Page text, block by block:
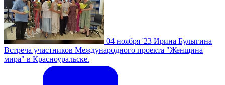
04 ноября '23 Ирина Булыгина
Встреча участников Международного проекта "Женщина
мира" в Красноуральске.